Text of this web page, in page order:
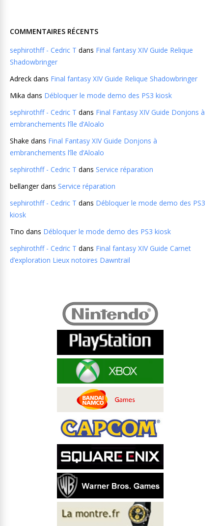
COMMENTAIRES RÉCENTS
sephirothff - Cedric T dans Final fantasy XIV Guide Relique
Shadowbringer
Adreck dans Final fantasy XIV Guide Relique Shadowbringer
Mika dans Débloquer le mode demo des PS3 kiosk
sephirothff - Cedric T dans Final Fantasy XIV Guide Donjons à
embranchements l’île d’Aloalo
Shake dans Final Fantasy XIV Guide Donjons à
embranchements l’île d’Aloalo
sephirothff - Cedric T dans Service réparation
bellangerdans Service réparation
sephirothff - Cedric T dans Débloquer le mode demo des PS3
kiosk
Tino dans Débloquer le mode demo des PS3 kiosk
sephirothff - Cedric T dans Final fantasy XIV Guide Carnet
d’exploration Lieux notoires Dawntrail